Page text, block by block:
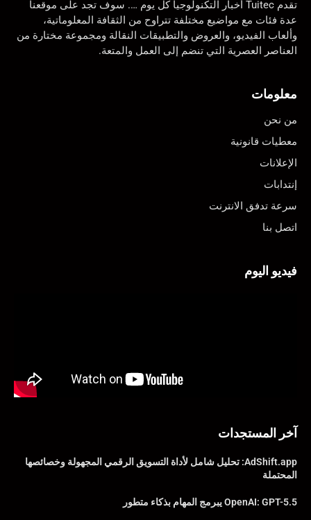
تقدم Tuitec أخبار التكنولوجيا كل يوم …. سوف تجد على موقعنا
عدة فئات مع مواضيع مختلفة تتراوح من الثقافة المعلوماتية،
وألعاب الفيديو، والعروض والتطبيقات النقالة ومجموعة مختارة من
العناصر العصرية التي تنضم إلى العمل والمتعة.
معلومات
من نحن
معطيات قانونية
الإعلانات
إنتدابات
سرعة تدفق الانترنت
اتصل بنا
فيديو اليوم
آخر المستجدات
AdShift.app: تحليل شامل لأداة التسويق الرقمي المجهولة وخصائصها
المحتملة
OpenAI: GPT-5.5 يبرمج المهام بذكاء متطور